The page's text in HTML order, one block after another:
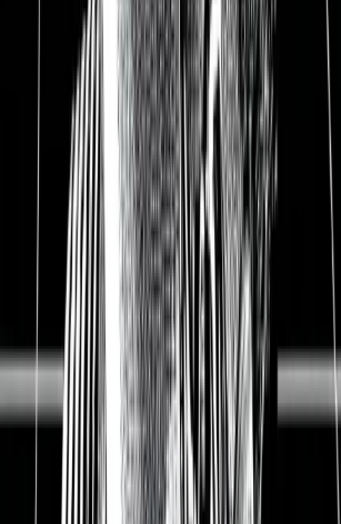
0,0 %
09.04.2021
und Aktienanalyse
boomt auch ohne Corona. Etsy
von Onlineshops und profitiert
Wachstum des eCommerce-Markts.
es das Internet seit mehr als 20
steht der Einzelhandel im Internet
Der allgemeine eCommerce-Markt
16 % pro Jahr. Etsys Markt ist sogar
wächst 31 % pro Jahr.
führende Marktplatz für
Produkte. Etsy hat sich in einer